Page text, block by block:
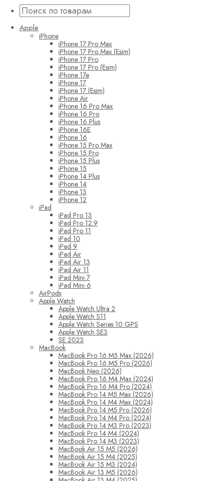
Apple
iPhone
iPhone 17 Pro Max
iPhone 17 Pro Max (Esim)
iPhone 17 Pro
iPhone 17 Pro (Esim)
iPhone 17e
iPhone 17
iPhone 17 (Esim)
iPhone Air
iPhone 16 Pro Max
iPhone 16 Pro
iPhone 16 Plus
iPhone 16E
iPhone 16
iPhone 15 Pro Max
iPhone 15 Pro
iPhone 15 Plus
iPhone 15
iPhone 14 Plus
iPhone 14
iPhone 13
iPhone 12
iPad
iPad Pro 13
iPad Pro 12.9
iPad Pro 11
iPad 10
iPad 9
iPad Air
iPad Air 13
iPad Air 11
iPad Mini 7
iPad Mini 6
AirPods
Apple Watch
Apple Watch Ultra 2
Apple Watch S11
Apple Watch Series 10 GPS
Apple Watch SE3
SE 2023
MacBook
MacBook Pro 16 M5 Max (2026)
MacBook Pro 16 M5 Pro (2026)
MacBook Neo (2026)
MacBook Pro 16 M4 Max (2024)
MacBook Pro 16 M4 Pro (2024)
MacBook Pro 14 M5 Max (2026)
MacBook Pro 14 M4 Max (2024)
MacBook Pro 14 M5 Pro (2026)
MacBook Pro 14 M4 Pro (2024)
MacBook Pro 14 M3 Pro (2023)
MacBook Pro 14 M4 (2024)
MacBook Pro 14 M3 (2023)
MacBook Air 15 M5 (2026)
MacBook Air 15 M4 (2025)
MacBook Air 15 M3 (2024)
MacBook Air 13 M5 (2026)